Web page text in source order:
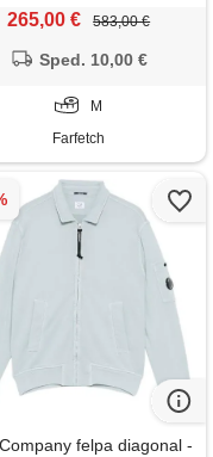
265,00 € 583,00 €
Sped. 10,00 €
M
Farfetch
felpa diagonal -